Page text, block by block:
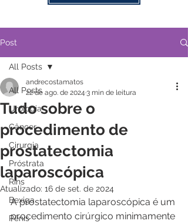
Post
All Posts
Urologia
Câncer
Cirurgia
Próstrata
Rins
Bexiga
Pênis
All Posts
Tudo sobre o
procedimento de
prostatectomia
laparoscópica
andrecostamatos
22 de ago. de 2024 3 min de leitura
Atualizado: 16 de set. de 2024
A prostatectomia laparoscópica é um
procedimento cirúrgico minimamente